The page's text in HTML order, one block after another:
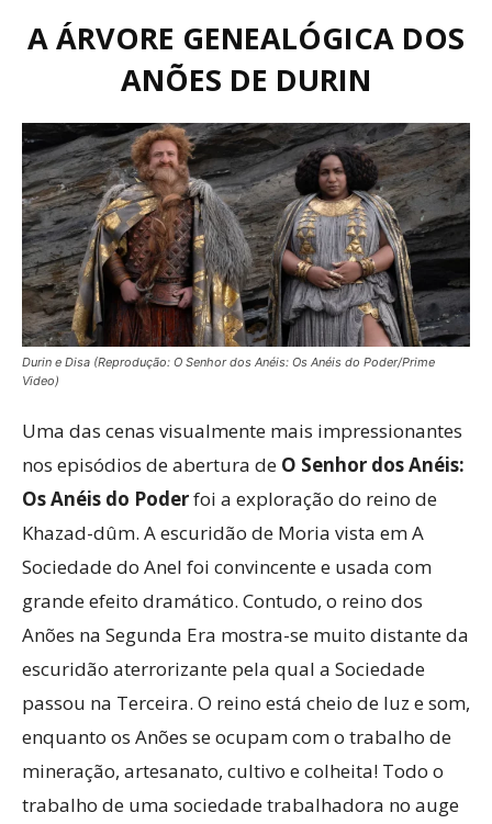
A ÁRVORE GENEALÓGICA DOS
ANÕES DE DURIN
Durin e Disa (Reprodução: O Senhor dos Anéis: Os Anéis do Poder/Prime
Video)
Uma das cenas visualmente mais impressionantes
nos episódios de abertura de O Senhor dos Anéis:
Os Anéis do Poderfoi a exploração do reino de
Khazad-dûm. A escuridão de Moria vista em A
Sociedade do Anel foi convincente e usada com
grande efeito dramático. Contudo, o reino dos
Anões na Segunda Era mostra-se muito distante da
escuridão aterrorizante pela qual a Sociedade
passou na Terceira. O reino está cheio de luz e som,
enquanto os Anões se ocupam com o trabalho de
mineração, artesanato, cultivo e colheita! Todo o
trabalho de uma sociedade trabalhadora no auge